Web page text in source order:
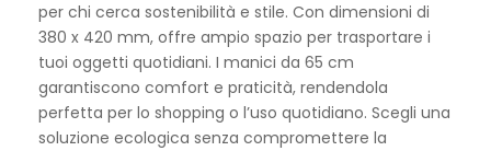
per chi cerca sostenibilità e stile. Con dimensioni di
380 x 420 mm, offre ampio spazio per trasportare i
tuoi oggetti quotidiani. I manici da 65 cm
garantiscono comfort e praticità, rendendola
perfetta per lo shopping o l’uso quotidiano. Scegli una
soluzione ecologica senza compromettere la